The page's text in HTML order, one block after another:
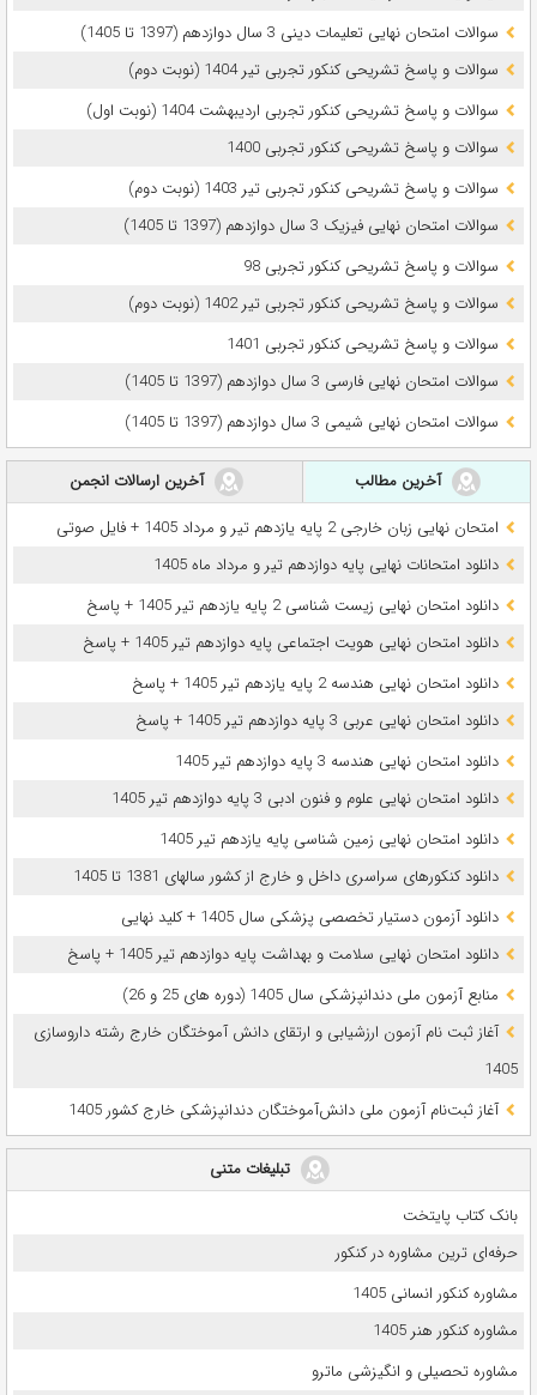
سوالات امتحان نهایی تعلیمات دینی 3 سال دوازدهم (1397 تا 1405)
سوالات و پاسخ تشریحی کنکور تجربی تیر 1404 (نوبت دوم)
سوالات و پاسخ تشریحی کنکور تجربی اردیبهشت 1404 (نوبت اول)
سوالات و پاسخ تشریحی کنکور تجربی 1400
سوالات و پاسخ تشریحی کنکور تجربی تیر 1403 (نوبت دوم)
سوالات امتحان نهایی فیزیک 3 سال دوازدهم (1397 تا 1405)
سوالات و پاسخ تشریحی کنکور تجربی 98
سوالات و پاسخ تشریحی کنکور تجربی تیر 1402 (نوبت دوم)
سوالات و پاسخ تشریحی کنکور تجربی 1401
سوالات امتحان نهایی فارسی 3 سال دوازدهم (1397 تا 1405)
سوالات امتحان نهایی شیمی 3 سال دوازدهم (1397 تا 1405)
آخرین مطالب
آخرین ارسالات انجمن
امتحان نهایی زبان خارجی 2 پایه یازدهم تیر و مرداد 1405 + فایل صوتی
دانلود امتحانات نهایی پایه دوازدهم تیر و مرداد ماه 1405
دانلود امتحان نهایی زیست شناسی 2 پایه یازدهم تیر 1405 + پاسخ
دانلود امتحان نهایی هویت اجتماعی پایه دوازدهم تیر 1405 + پاسخ
دانلود امتحان نهایی هندسه 2 پایه یازدهم تیر 1405 + پاسخ
دانلود امتحان نهایی عربی 3 پایه دوازدهم تیر 1405 + پاسخ
دانلود امتحان نهایی هندسه 3 پایه دوازدهم تیر 1405
دانلود امتحان نهایی علوم و فنون ادبی 3 پایه دوازدهم تیر 1405
دانلود امتحان نهایی زمین شناسی پایه یازدهم تیر 1405
دانلود کنکورهای سراسری داخل و خارج از کشور سالهای 1381 تا 1405
دانلود آزمون دستیار تخصصی پزشکی سال 1405 + کلید نهایی
دانلود امتحان نهایی سلامت و بهداشت پایه دوازدهم تیر 1405 + پاسخ
ﻣﻨﺎﺑﻊ آزﻣﻮن ﻣﻠﯽ دندانپزشکی سال 1405 (دوره های 25 و 26)
آغاز ثبت نام آزمون‌ ارزشیابی و ارتقای دانش آموختگان خارج رشته داروسازی
1405
آغاز ثبت‌نام آزمون ملی دانش‌آموختگان دندانپزشکی خارج کشور 1405
تبلیغات متنی
بانک کتاب پایتخت
حرفه‌ای ترین مشاوره در کنکور
مشاوره کنکور انسانی 1405
مشاوره کنکور هنر 1405
مشاوره تحصیلی و انگیزشی ماترو